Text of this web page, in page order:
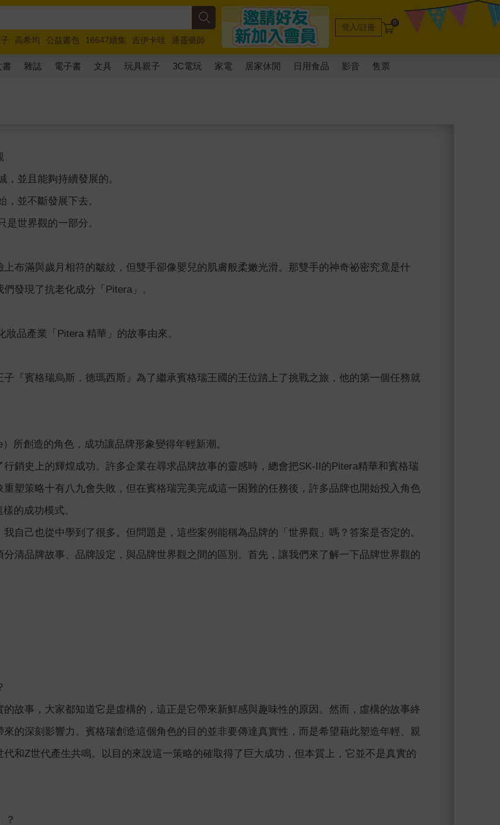
高希均 公益書包 16647續集 吉伊卡哇
通靈藥師
馬斯克 玩具總動員5 超慢跑
登入/註冊 0
書 雜誌 電子書 文具 玩具親子 3C電玩 家電 居家休閒 日用食品 影音 售票
並且能夠持續發展的。
並不斷發展下去。
世界觀的一部分。
布滿與歲月相符的皺紋，但雙手卻像嬰兒的肌膚般柔嫩光滑。那雙手的神奇祕密究竟是什
發現了抗老化成分「Pitera」。
妝品產業「Pitera 精華」的故事由來。
子『賓格瑞烏斯．德瑪西斯』為了繼承賓格瑞王國的王位踏上了挑戰之旅，他的第一個任務就
所創造的角色，成功讓品牌形象變得年輕新潮。
行銷史上的輝煌成功。許多企業在尋求品牌故事的靈感時，總會把SK-II的Pitera精華和賓格瑞
塑策略十有八九會失敗，但在賓格瑞完美完成這一困難的任務後，許多品牌也開始投入角色
的成功模式。
自己也從中學到了很多。但問題是，這些案例能稱為品牌的「世界觀」嗎？答案是否定的。
清品牌故事、品牌設定，與品牌世界觀之間的區別。首先，讓我們來了解一下品牌世界觀的
的故事，大家都知道它是虛構的，這正是它帶來新鮮感與趣味性的原因。然而，虛構的故事終
來的深刻影響力。賓格瑞創造這個角色的目的並非要傳達真實性，而是希望藉此塑造年輕、親
代和Z世代產生共鳴。以目的來說這一策略的確取得了巨大成功，但本質上，它並不是真實的
？